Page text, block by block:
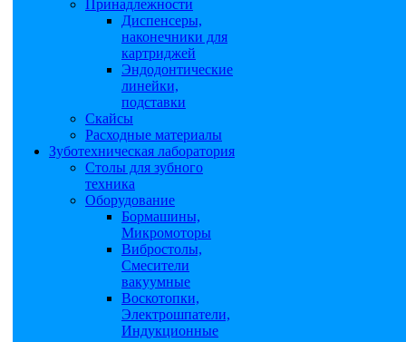
Принадлежности
Диспенсеры,
наконечники для
картриджей
Эндодонтические
линейки,
подставки
Скайсы
Расходные материалы
Зуботехническая лаборатория
Столы для зубного
техника
Оборудование
Бормашины,
Микромоторы
Вибростолы,
Смесители
вакуумные
Воскотопки,
Электрошпатели,
Индукционные